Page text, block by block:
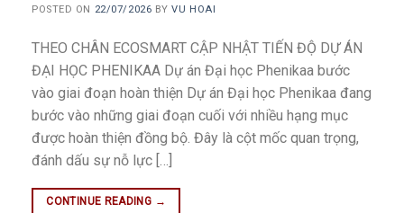
POSTED ON 22/07/2026 BYVU HOAI
THEO CHÂN ECOSMART CẬP NHẬT TIẾN ĐỘ DỰ ÁN
ĐẠI HỌC PHENIKAA Dự án Đại học Phenikaa bước
vào giai đoạn hoàn thiện Dự án Đại học Phenikaa đang
bước vào những giai đoạn cuối với nhiều hạng mục
được hoàn thiện đồng bộ. Đây là cột mốc quan trọng,
đánh dấu sự nỗ lực […]
CONTINUE READING →